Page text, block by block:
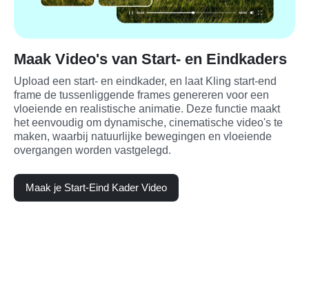
Maak Video's van Start- en Eindkaders
Upload een start- en eindkader, en laat Kling start-end
frame de tussenliggende frames genereren voor een
vloeiende en realistische animatie. Deze functie maakt
het eenvoudig om dynamische, cinematische video's te
maken, waarbij natuurlijke bewegingen en vloeiende
overgangen worden vastgelegd.
Maak je Start-Eind Kader Video